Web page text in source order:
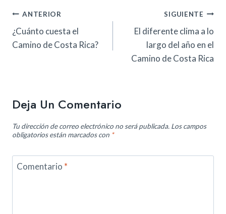
Navegación
De
Entradas
ANTERIOR
¿Cuánto cuesta el
Camino de Costa Rica?
SIGUIENTE
El diferente clima a lo
largo del año en el
Camino de Costa Rica
Deja Un Comentario
Tu dirección de correo electrónico no será publicada. Los campos
obligatorios están marcados con *
Comentario *